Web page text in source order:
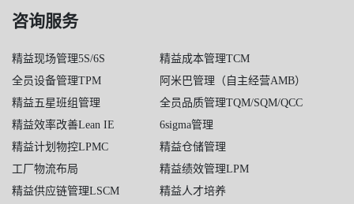
咨询服务
精益现场管理5S/6S
全员设备管理TPM
精益五星班组管理
精益效率改善Lean IE
精益计划物控LPMC
工厂物流布局
精益供应链管理LSCM
精益成本管理TCM
阿米巴管理（自主经营AMB）
全员品质管理TQM/SQM/QCC
6sigma管理
精益仓储管理
精益绩效管理LPM
精益人才培养